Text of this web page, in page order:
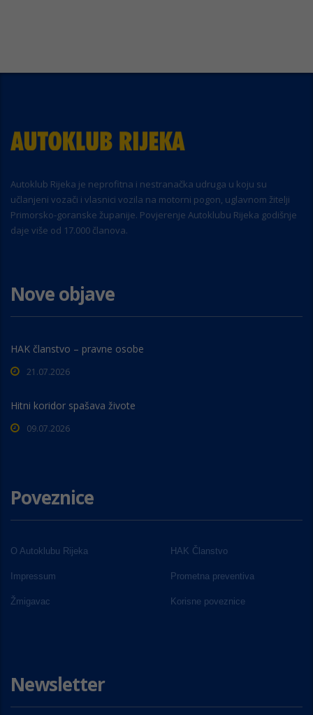
Autoklub Rijeka je neprofitna i nestranačka udruga u koju su
učlanjeni vozači i vlasnici vozila na motorni pogon, uglavnom žitelji
Primorsko-goranske županije. Povjerenje Autoklubu Rijeka godišnje
daje više od 17.000 članova.
Nove objave
HAK članstvo – pravne osobe
21.07.2026
Hitni koridor spašava živote
09.07.2026
Poveznice
O Autoklubu Rijeka HAK Članstvo
Impressum Prometna preventiva
Žmigavac Korisne poveznice
Newsletter